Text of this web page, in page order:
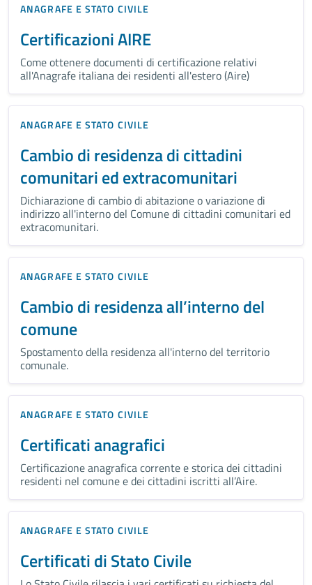
ANAGRAFE E STATO CIVILE
Certificazioni AIRE
Come ottenere documenti di certificazione relativi
all'Anagrafe italiana dei residenti all'estero (Aire)
ANAGRAFE E STATO CIVILE
Cambio di residenza di cittadini
comunitari ed extracomunitari
Dichiarazione di cambio di abitazione o variazione di
indirizzo all'interno del Comune di cittadini comunitari ed
extracomunitari.
ANAGRAFE E STATO CIVILE
Cambio di residenza all’interno del
comune
Spostamento della residenza all'interno del territorio
comunale.
ANAGRAFE E STATO CIVILE
Certificati anagrafici
Certificazione anagrafica corrente e storica dei cittadini
residenti nel comune e dei cittadini iscritti all’Aire.
ANAGRAFE E STATO CIVILE
Certificati di Stato Civile